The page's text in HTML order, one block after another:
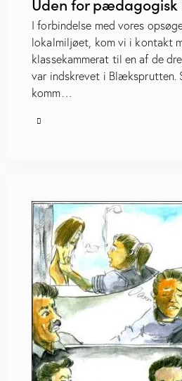
Uden for
I forbindelse med vores
lokalmiljøet, kom vi i kontakt
klassekammerat til en af de
var indskrevet i Blæksprutten.
komm…